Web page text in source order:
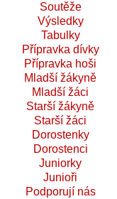
Soutěže
Výsledky
Tabulky
Přípravka dívky
Přípravka hoši
Mladší žákyně
Mladší žáci
Starší žákyně
Starší žáci
Dorostenky
Dorostenci
Juniorky
Junioři
Podporují nás